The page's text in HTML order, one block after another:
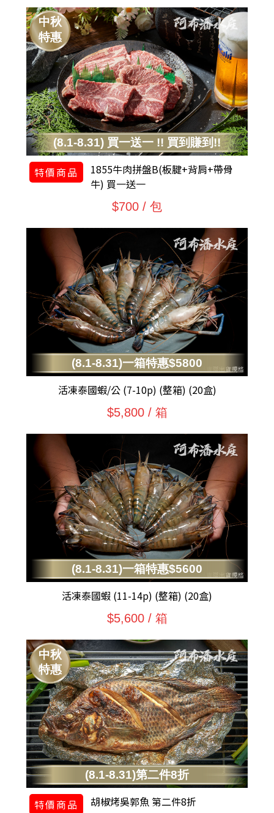
(8.1-8.31) 買一送一 !! 買到賺到!!
中秋
特惠
特價商品
1855牛肉拼盤B(板腱+背肩+帶骨
牛) 買一送一
$700 / 包
(8.1-8.31)一箱特惠$5800
活凍泰國蝦/公 (7-10p) (整箱) (20盒)
$5,800 / 箱
(8.1-8.31)一箱特惠$5600
活凍泰國蝦 (11-14p) (整箱) (20盒)
$5,600 / 箱
(8.1-8.31)第二件8折
中秋
特惠
特價商品 胡椒烤吳郭魚 第二件8折